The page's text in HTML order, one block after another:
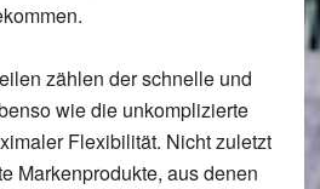
zählen der schnelle und
wie die unkomplizierte
Flexibilität. Nicht zuletzt
Markenprodukte, aus denen